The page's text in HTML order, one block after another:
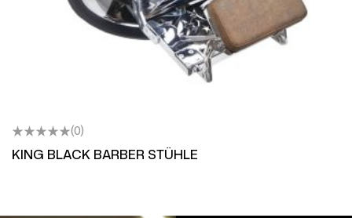
(0)
KING BLACK BARBER STÜHLE